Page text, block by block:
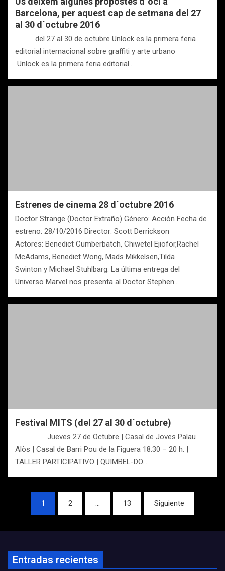
Barcelona, per aquest cap de setmana del 27
al 30 d´octubre 2016
del 27 al 30 de octubre Unlock es la primera feria
editorial internacional sobre graffiti y arte urbano
Unlock es la primera feria editorial…
Estrenes de cinema 28 d´octubre 2016
Doctor Strange (Doctor Extraño) Género: Acción Fecha de
estreno: 28/10/2016 Director: Scott Derrickson
Actores: Benedict Cumberbatch, Chiwetel Ejiofor,Rachel
McAdams, Benedict Wong, Mads Mikkelsen,Tilda
Swinton y Michael Stuhlbarg. La última entrega del
Universo Marvel nos presenta al Doctor Stephen…
Festival MITS (del 27 al 30 d´octubre)
Jueves 27 de Octubre | Casal de Joves Palau
Alòs | Casal de Barri Pou de la Figuera 18.30 – 20 h. |
TALLER PARTICIPATIVO | QUIMBEL-DO…
Navegación
entradas
1 2 … 13 Siguiente
Entradas recientes